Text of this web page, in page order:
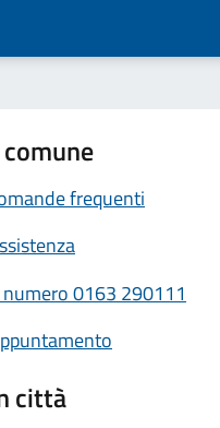
frequenti
numero 0163 290111
città